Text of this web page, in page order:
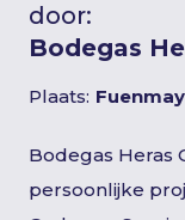
door:
Bodegas
Plaats:
Bodegas Heras
persoonlijke